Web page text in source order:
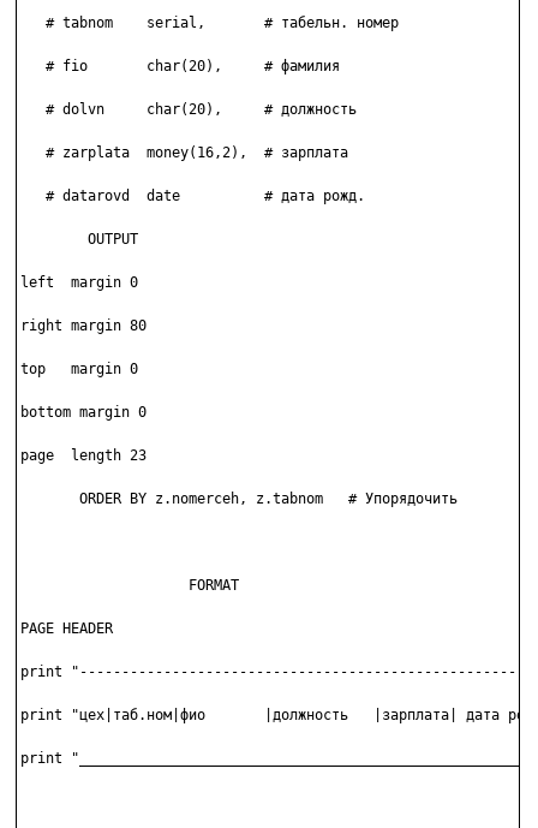
   # tabnom    serial,       # табельн. номер
   # fio       char(20),     # фамилия
   # dolvn     char(20),     # должность
   # zarplata  money(16,2),  # зарплата
   # datarovd  date          # дата рожд.
        OUTPUT
left  margin 0
right margin 80
top   margin 0
bottom margin 0
page  length 23
       ORDER BY z.nomerceh, z.tabnom   # Упорядочить
                    FORMAT
PAGE HEADER
print
print "цех|таб.ном|фио       |должность   |зарплата| дата
print